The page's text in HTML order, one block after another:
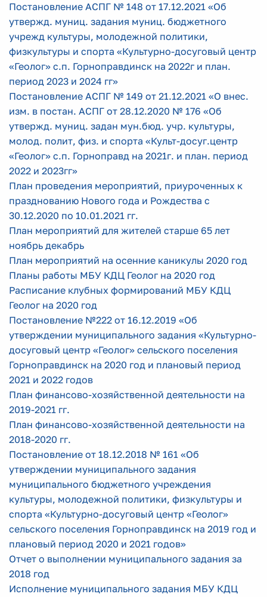
Постановление АСПГ № 148 от 17.12.2021 «Об
утвержд. муниц. задания муниц. бюджетного
учрежд культуры, молодежной политики,
физкультуры и спорта «Культурно-досуговый центр
«Геолог» с.п. Горноправдинск на 2022г и план.
период 2023 и 2024 гг»
Постановление АСПГ № 149 от 21.12.2021 «О внес.
изм. в постан. АСПГ от 28.12.2020 № 176 «Об
утвержд. муниц. задан мун.бюд. учр. культуры,
молод. полит, физ. и спорта «Культ-досуг.центр
«Геолог» с.п. Горноправд на 2021г. и план. период
2022 и 2023гг»
План проведения мероприятий, приуроченных к
празднованию Нового года и Рождества с
30.12.2020 по 10.01.2021 гг.
План мероприятий для жителей старше 65 лет
ноябрь декабрь
План мероприятий на осенние каникулы 2020 год
Планы работы МБУ КДЦ Геолог на 2020 год
Расписание клубных формирований МБУ КДЦ
Геолог на 2020 год
Постановление №222 от 16.12.2019 «Об
утверждении муниципального задания «Культурно-
досуговый центр «Геолог» сельского поселения
Горноправдинск на 2020 год и плановый период
2021 и 2022 годов
План финансово-хозяйственной деятельности на
2019-2021 гг.
План финансово-хозяйственной деятельности на
2018-2020 гг.
Постановление от 18.12.2018 № 161 «Об
утверждении муниципального задания
муниципального бюджетного учреждения
культуры, молодежной политики, физкультуры и
спорта «Культурно-досуговый центр «Геолог»
сельского поселения Горноправдинск на 2019 год и
плановый период 2020 и 2021 годов»
Отчет о выполнении муниципального задания за
2018 год
Исполнение муниципального задания МБУ КДЦ